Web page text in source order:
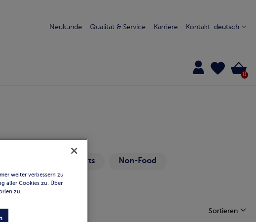
Neukunde Qualität & Service Karriere Kontakt deutsch
0
Glace / Desserts Non-Food
Sortieren
weiter verbessern zu
aller Cookies zu. Über
zu.